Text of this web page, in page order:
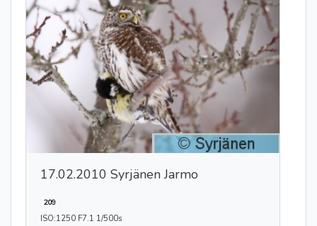
17.02.2010 Syrjänen Jarmo
209
ISO:1250 F7.1 1/500s